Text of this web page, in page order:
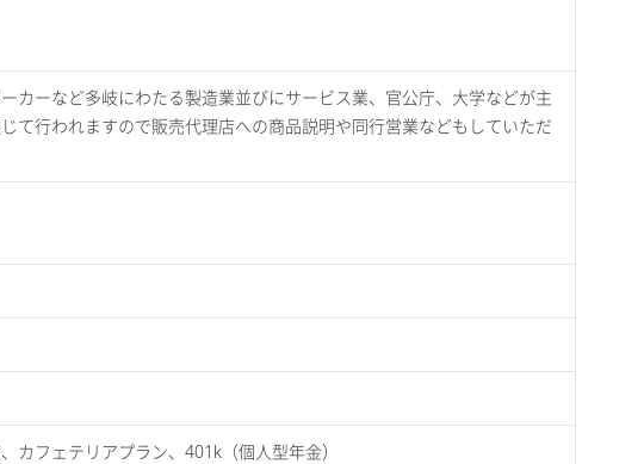
カーなど多岐にわたる製造業並びにサービス業、官公庁、大学などが主
て行われますので販売代理店への商品説明や同行営業などもしていただ
フェテリアプラン、401k（個人型年金）